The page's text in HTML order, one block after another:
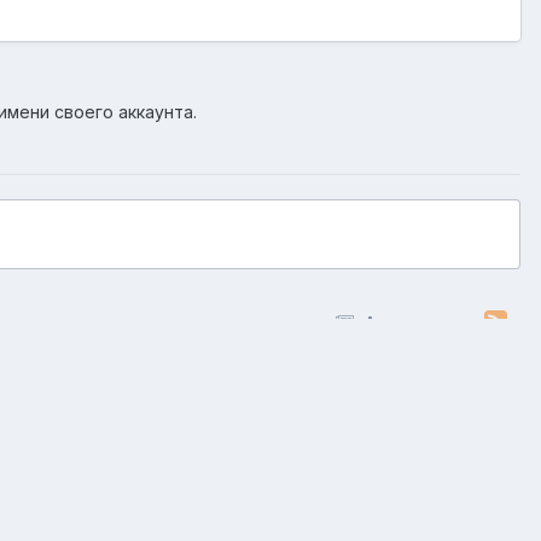
своего аккаунта.
Активность